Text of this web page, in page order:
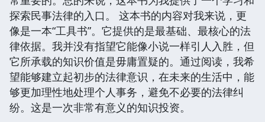
探索民事法律的入口。 这本书的内容对我来说，更
像是一本“工具书”。它提供的是最基础、最核心的法
律依据。我并没有指望它能像小说一样引人入胜，但
它所承载的知识价值是毋庸置疑的。通过阅读，我希
望能够建立起初步的法律意识，在未来的生活中，能
够更加理性地处理个人事务，避免不必要的法律纠
纷。这是一次非常有意义的知识投资。